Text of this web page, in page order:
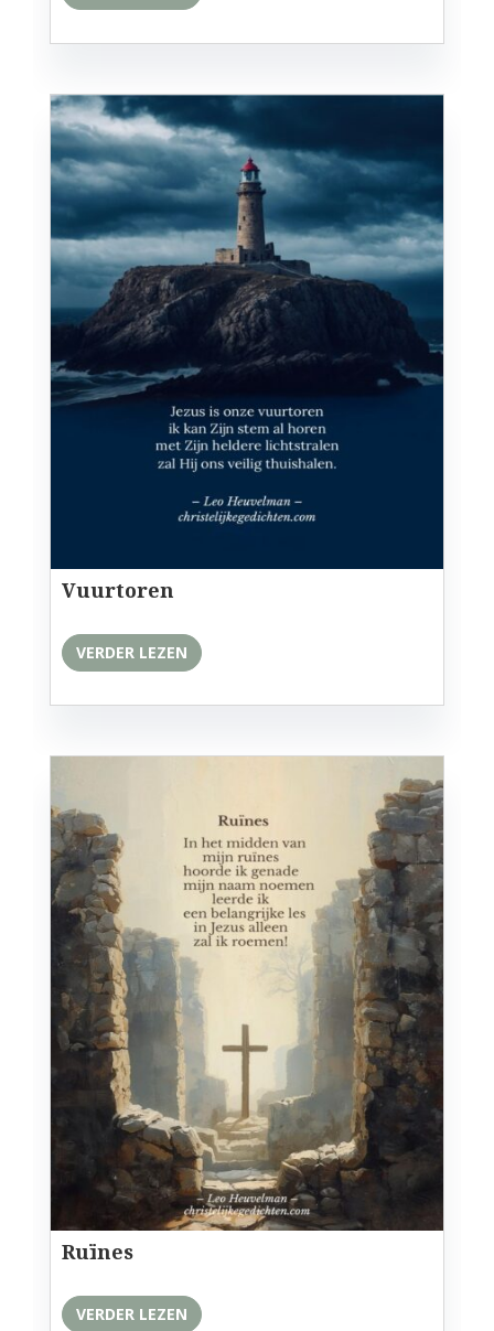
Vuurtoren
VERDER LEZEN
Ruïnes
VERDER LEZEN